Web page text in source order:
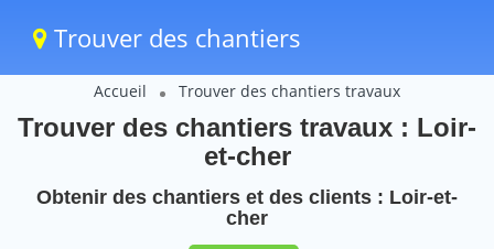
Trouver des chantiers
Accueil Trouver des chantiers travaux
Trouver des chantiers travaux : Loir-
et-cher
Obtenir des chantiers et des clients : Loir-et-
cher